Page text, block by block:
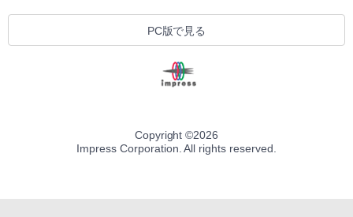
PC版で見る
Copyright ©2026
Impress Corporation. All rights reserved.